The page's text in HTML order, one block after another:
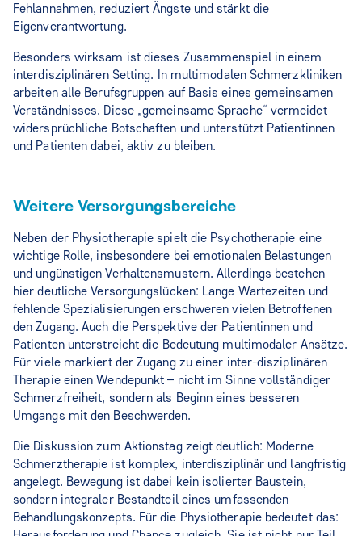
Fehlannahmen, reduziert Ängste und stärkt die
Eigenverantwortung.
Besonders wirksam ist dieses Zusammenspiel in einem
interdisziplinären Setting. In multimodalen Schmerzkliniken
arbeiten alle Berufsgruppen auf Basis eines gemeinsamen
Verständnisses. Diese „gemeinsame Sprache“ vermeidet
widersprüchliche Botschaften und unterstützt Patientinnen
und Patienten dabei, aktiv zu bleiben.
Weitere Versorgungsbereiche
Neben der Physiotherapie spielt die Psychotherapie eine
wichtige Rolle, insbesondere bei emotionalen Belastungen
und ungünstigen Verhaltensmustern. Allerdings bestehen
hier deutliche Versorgungslücken: Lange Wartezeiten und
fehlende Spezialisierungen erschweren vielen Betroffenen
den Zugang. Auch die Perspektive der Patientinnen und
Patienten unterstreicht die Bedeutung multimodaler Ansätze.
Für viele markiert der Zugang zu einer inter-disziplinären
Therapie einen Wendepunkt – nicht im Sinne vollständiger
Schmerzfreiheit, sondern als Beginn eines besseren
Umgangs mit den Beschwerden.
Die Diskussion zum Aktionstag zeigt deutlich: Moderne
Schmerztherapie ist komplex, interdisziplinär und langfristig
angelegt. Bewegung ist dabei kein isolierter Baustein,
sondern integraler Bestandteil eines umfassenden
Behandlungskonzepts. Für die Physiotherapie bedeutet das: